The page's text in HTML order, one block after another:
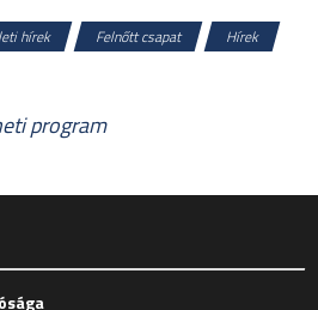
hírek Felnőtt csapat Hírek
program